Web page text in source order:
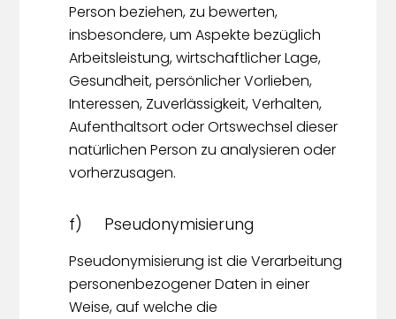
Person beziehen, zu bewerten,
insbesondere, um Aspekte bezüglich
Arbeitsleistung, wirtschaftlicher Lage,
Gesundheit, persönlicher Vorlieben,
Interessen, Zuverlässigkeit, Verhalten,
Aufenthaltsort oder Ortswechsel dieser
natürlichen Person zu analysieren oder
vorherzusagen.
f) Pseudonymisierung
Pseudonymisierung ist die Verarbeitung
personenbezogener Daten in einer
Weise, auf welche die